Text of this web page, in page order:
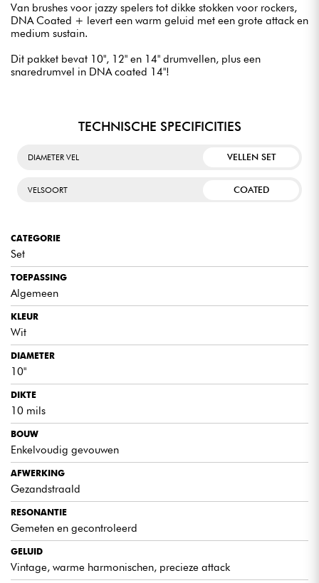
Van brushes voor jazzy spelers tot dikke stokken voor rockers,
DNA Coated + levert een warm geluid met een grote attack en
medium sustain.
Dit pakket bevat 10", 12" en 14" drumvellen, plus een
snaredrumvel in DNA coated 14"!
TECHNISCHE SPECIFICITIES
DIAMETER VEL VELLEN SET
VELSOORT COATED
CATEGORIE
Set
TOEPASSING
Algemeen
KLEUR
Wit
DIAMETER
10"
DIKTE
10 mils
BOUW
Enkelvoudig gevouwen
AFWERKING
Gezandstraald
RESONANTIE
Gemeten en gecontroleerd
GELUID
Vintage, warme harmonischen, precieze attack